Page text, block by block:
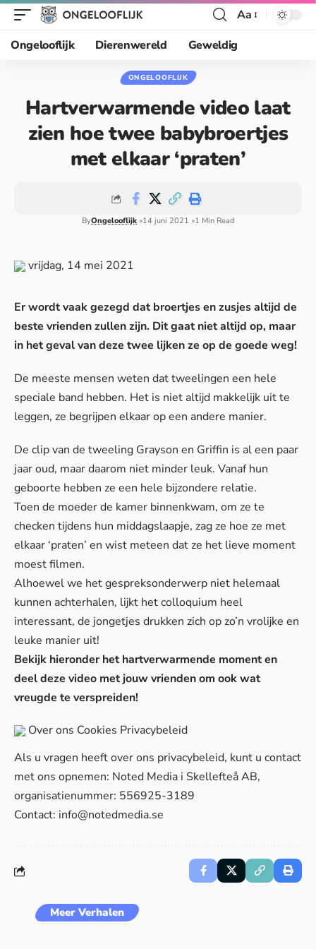
Aa
Ongelooflijk
Dierenwereld Geweldig
ONGELOOFLIJK
Hartverwarmende video laat
zien hoe twee babybroertjes
met elkaar ‘praten’
ByOngelooflijk 14 juni 2021 1 Min Read
vrijdag, 14 mei 2021
Er wordt vaak gezegd dat broertjes en zusjes altijd de
beste vrienden zullen zijn. Dit gaat niet altijd op, maar
in het geval van deze twee lijken ze op de goede weg!
De meeste mensen weten dat tweelingen een hele
speciale band hebben. Het is niet altijd makkelijk uit te
leggen, ze begrijpen elkaar op een andere manier.
De clip van de tweeling Grayson en Griffin is al een paar
jaar oud, maar daarom niet minder leuk. Vanaf hun
geboorte hebben ze een hele bijzondere relatie.
Toen de moeder de kamer binnenkwam, om ze te
checken tijdens hun middagslaapje, zag ze hoe ze met
elkaar ‘praten’ en wist meteen dat ze het lieve moment
moest filmen.
Alhoewel we het gespreksonderwerp niet helemaal
kunnen achterhalen, lijkt het colloquium heel
interessant, de jongetjes drukken zich op zo’n vrolijke en
leuke manier uit!
Bekijk hieronder het hartverwarmende moment en
deel deze video met jouw vrienden om ook wat
vreugde te verspreiden!
Over ons Cookies Privacybeleid
Als u vragen heeft over ons privacybeleid, kunt u contact
met ons opnemen: Noted Media i Skellefteå AB,
organisatienummer: 556925-3189
Contact: info@notedmedia.se
Meer Verhalen